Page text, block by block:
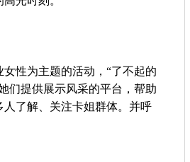
性为主题的活动，“了不起的
们提供展示风采的平台，帮助
了解、关注卡姐群体。并呼